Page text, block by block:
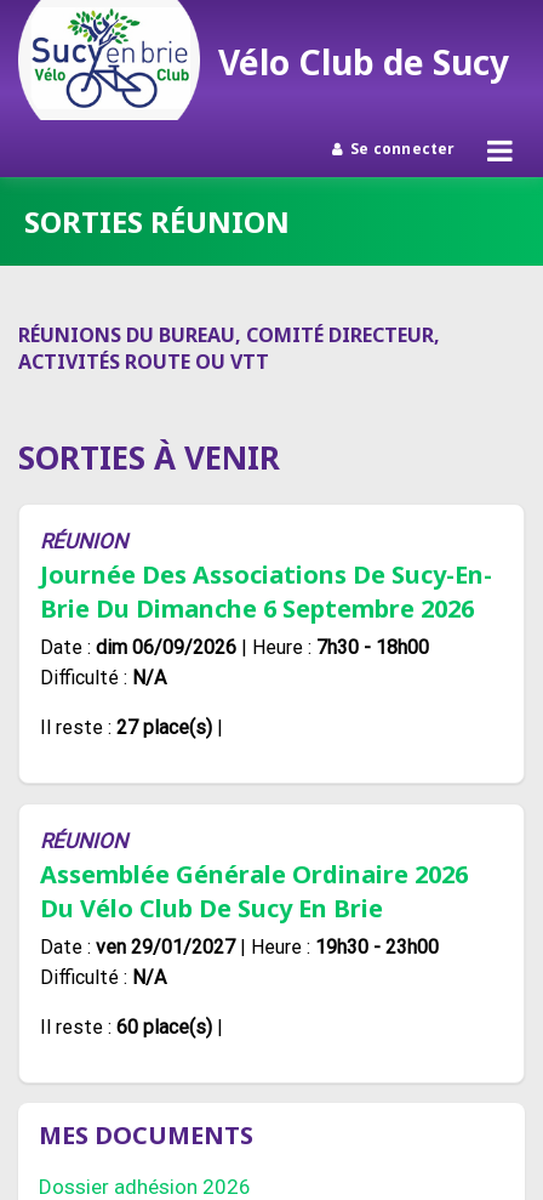
contenu
Vélo Club de Sucy
Se connecter
SORTIES RÉUNION
RÉUNIONS DU BUREAU, COMITÉ DIRECTEUR,
ACTIVITÉS ROUTE OU VTT
SORTIES À VENIR
RÉUNION
Journée Des Associations De Sucy-En-
Brie Du Dimanche 6 Septembre 2026
Date : dim 06/09/2026 | Heure : 7h30 - 18h00
Difficulté : N/A
Il reste : 27 place(s) |
RÉUNION
Assemblée Générale Ordinaire 2026
Du Vélo Club De Sucy En Brie
Date : ven 29/01/2027| Heure : 19h30 - 23h00
Difficulté : N/A
Il reste : 60 place(s) |
MES DOCUMENTS
Dossier adhésion 2026